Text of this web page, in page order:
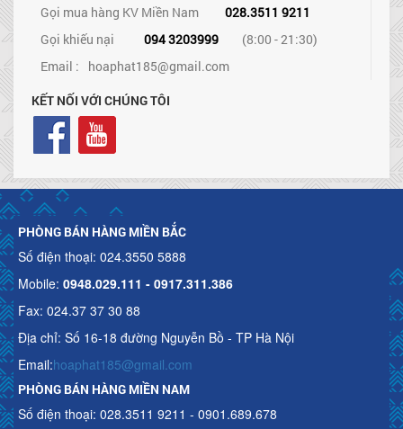
Gọi mua hàng KV Miền Nam
028.3511 9211
Gọi khiếu nại
094 3203999
(8:00 - 21:30)
Email : hoaphat185@gmail.com
KẾT NỐI VỚI CHÚNG TÔI
PHÒNG BÁN HÀNG MIỀN BẮC
Số điện thoại: 024.3550 5888
Mobile: 0948.029.111 - 0917.311.386
Fax: 024.37 37 30 88
Địa chỉ: Số 16-18 đường Nguyễn Bồ - TP Hà Nội
Email:hoaphat185@gmail.com
PHÒNG BÁN HÀNG MIỀN NAM
Số điện thoại: 028.3511 9211 - 0901.689.678